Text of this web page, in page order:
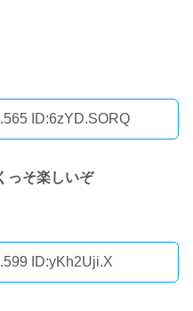
ID:6zYD.SORQ
っそ楽しいぞ
ID:yKh2Uji.X